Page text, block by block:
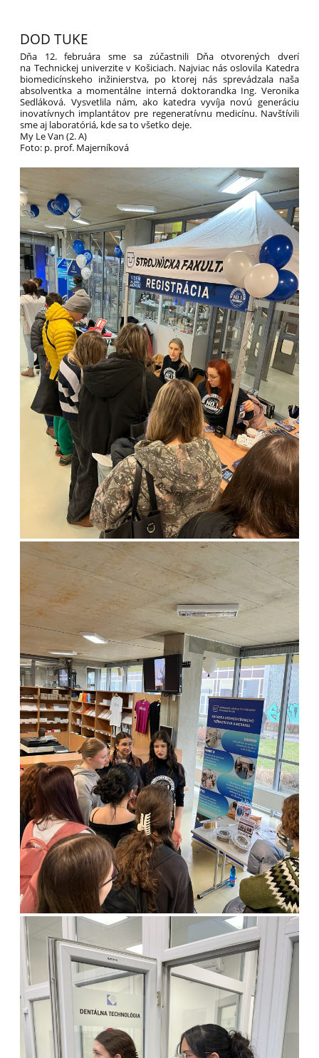
DOD TUKE
Dňa 12. februára sme sa zúčastnili Dňa otvorených dverí
na Technickej univerzite v Košiciach. Najviac nás oslovila Katedra
biomedicínskeho inžinierstva, po ktorej nás sprevádzala naša
absolventka a momentálne interná doktorandka Ing. Veronika
Sedláková. Vysvetlila nám, ako katedra vyvíja novú generáciu
inovatívnych implantátov pre regeneratívnu medicínu. Navštívili
sme aj laboratóriá, kde sa to všetko deje.
My Le Van (2. A)
Foto: p. prof. Majerníková